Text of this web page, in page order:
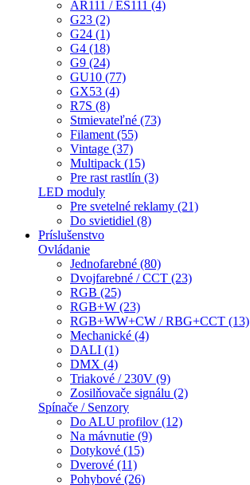
AR111 / ES111 (4)
G23 (2)
G24 (1)
G4 (18)
G9 (24)
GU10 (77)
GX53 (4)
R7S (8)
Stmievateľné (73)
Filament (55)
Vintage (37)
Multipack (15)
Pre rast rastlín (3)
LED moduly
Pre svetelné reklamy (21)
Do svietidiel (8)
Príslušenstvo
Ovládanie
Jednofarebné (80)
Dvojfarebné / CCT (23)
RGB (25)
RGB+W (23)
RGB+WW+CW / RBG+CCT (13)
Mechanické (4)
DALI (1)
DMX (4)
Triakové / 230V (9)
Zosilňovače signálu (2)
Spínače / Senzory
Do ALU profilov (12)
Na mávnutie (9)
Dotykové (15)
Dverové (11)
Pohybové (26)